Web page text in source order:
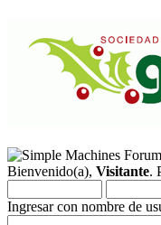
Bienvenido(a), Visitante.
Ingresar con nombre de